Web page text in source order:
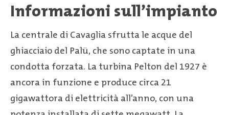
Informazioni sull’impianto
La centrale di Cavaglia sfrutta le acque del
ghiacciaio del Palü, che sono captate in una
condotta forzata. La turbina Pelton del 1927 è
ancora in funzione e produce circa 21
gigawattora di elettricità all’anno, con una